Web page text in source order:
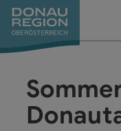
Zum Inhalt
Zur Navigation
Zum Seitenanfang
Zur Kontaktseite
Zum Impressum
Zur Startseite